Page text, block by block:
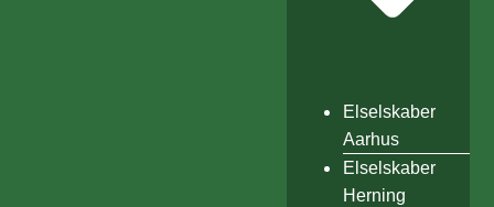
Elselskaber
Aarhus
Elselskaber
Herning